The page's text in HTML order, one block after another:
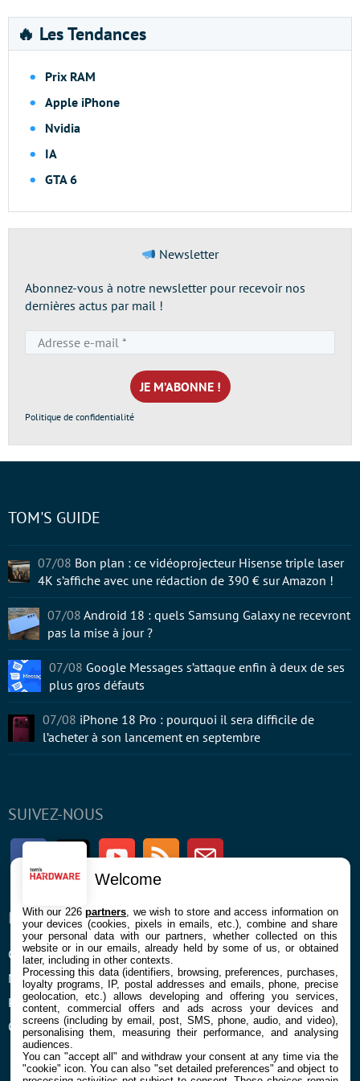
🔥 Les Tendances
Prix RAM
Apple iPhone
Nvidia
IA
GTA 6
Newsletter
Abonnez-vous à notre newsletter pour recevoir nos
dernières actus par mail !
e-
mail
*
Politique de confidentialité
SUIVEZ-NOUS
FacebookTwitter Youtube RSS Newsletter
ENTREPRISE
Confidentialité et Cookies
Mentions légales et CGU
Préférences Cookies
Qui sommes nous
À PROPOS
Contact
TOM'S GUIDE
07/08 Bon plan : ce vidéoprojecteur Hisense triple laser
4K s’affiche avec une rédaction de 390 € sur Amazon !
07/08 Android 18 : quels Samsung Galaxy ne recevront
pas la mise à jour ?
07/08 Google Messages s’attaque enfin à deux de ses
plus gros défauts
07/08 iPhone 18 Pro : pourquoi il sera difficile de
l’acheter à son lancement en septembre
Welcome
With our 226partners , we wish to store and access information on
your devices (cookies, pixels in emails, etc.), combine and share
your personal data with our partners, whether collected on this
website or in our emails, already held by some of us, or obtained
later, including in other contexts.
Processing this data (identifiers, browsing, preferences, purchases,
loyalty programs, IP, postal addresses and emails, phone, precise
geolocation, etc.) allows developing and offering you services,
content, commercial offers and ads across your devices and
screens (including by email, post, SMS, phone, audio, and video),
personalising them, measuring their performance, and analysing
audiences.
You can "accept all" and withdraw your consent at any time via the
"cookie" icon. You can also "set detailed preferences" and object to